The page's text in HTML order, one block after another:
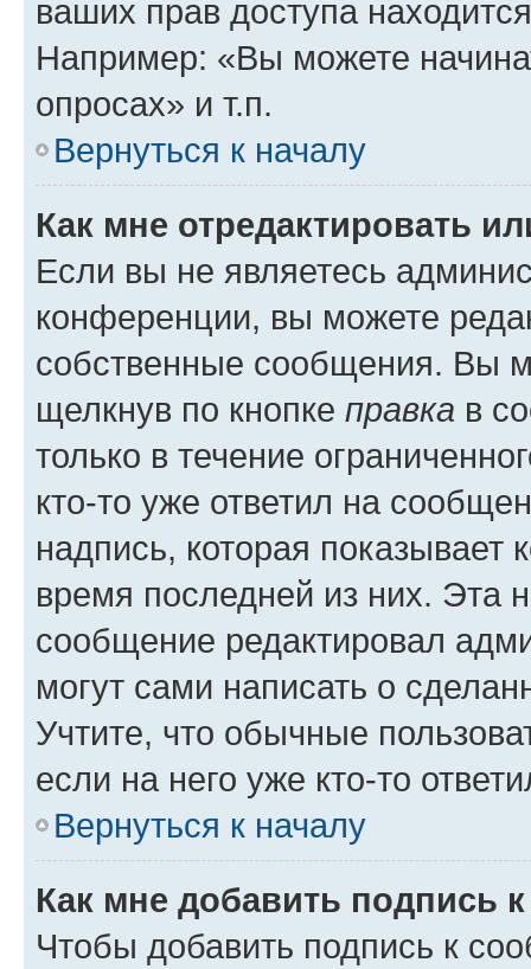
ваших прав доступа
Например: «Вы можете
опросах» и т.п.
Вернуться к началу
Как мне отредактировать
Если вы не являетесь
конференции, вы можете
собственные сообщения. Вы
щелкнув по кнопке правка в
только в течение
кто-то уже ответил на
надпись, которая показывает
время последней из них. Эта
сообщение редактировал
могут сами написать о
Учтите, что обычные
если на него уже кто-то
Вернуться к началу
Как мне добавить подпись
Чтобы добавить подпись к